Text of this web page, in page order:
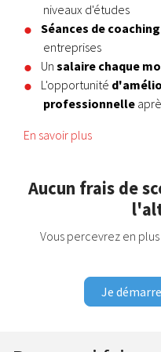
niveaux d'études
Séances de
entreprises
Un salaire chaque
L'opportunité
professionnelle
En savoir plus
Aucun frais de
Vous percevrez en
Je